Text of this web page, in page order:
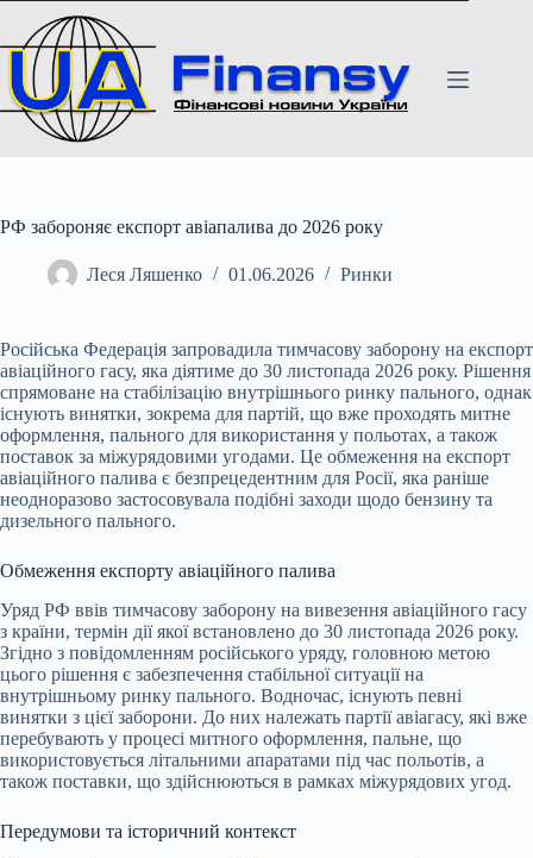
вмісту
РФ забороняє експорт авіапалива до 2026 року
Леся Ляшенко 01.06.2026 Ринки
Російська Федерація запровадила тимчасову заборону на експорт
авіаційного гасу, яка діятиме до 30 листопада 2026 року. Рішення
спрямоване на стабілізацію внутрішнього ринку пального, однак
існують винятки, зокрема для партій, що вже проходять митне
оформлення, пального для використання у польотах, а також
поставок за міжурядовими угодами. Це обмеження на експорт
авіаційного палива є безпрецедентним для Росії, яка раніше
неодноразово застосовувала подібні заходи щодо бензину та
дизельного пального.
Обмеження експорту авіаційного палива
Уряд РФ ввів тимчасову заборону на вивезення авіаційного гасу
з країни, термін дії якої встановлено до 30 листопада 2026 року.
Згідно з повідомленням російського уряду, головною метою
цього рішення є забезпечення стабільної ситуації на
внутрішньому ринку пального. Водночас, існують певні
винятки з цієї заборони. До них належать партії авіагасу, які вже
перебувають у процесі митного оформлення, пальне, що
використовується літальними апаратами під час польотів, а
також поставки, що здійснюються в рамках міжурядових угод.
Передумови та історичний контекст